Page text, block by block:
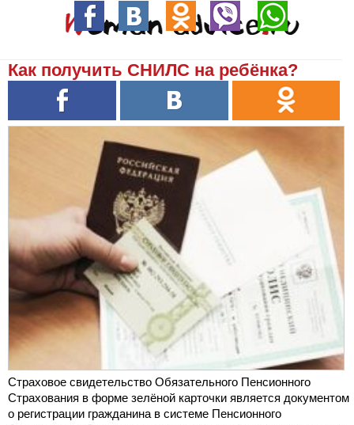
Как получить СНИЛС на ребёнка?
Страховое свидетельство Обязательного Пенсионного
Страхования в форме зелёной карточки является документом
о регистрации гражданина в системе Пенсионного